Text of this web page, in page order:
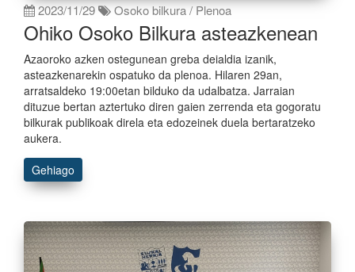
2023/11/29 Osoko bilkura / Plenoa
Ohiko Osoko Bilkura asteazkenean
Azaoroko azken ostegunean greba deialdia izanik,
asteazkenarekin ospatuko da plenoa. Hilaren 29an,
arratsaldeko 19:00etan bilduko da udalbatza. Jarraian
dituzue bertan aztertuko diren gaien zerrenda eta gogoratu
bilkurak publikoak direla eta edozeinek duela bertaratzeko
aukera.
Gehiago